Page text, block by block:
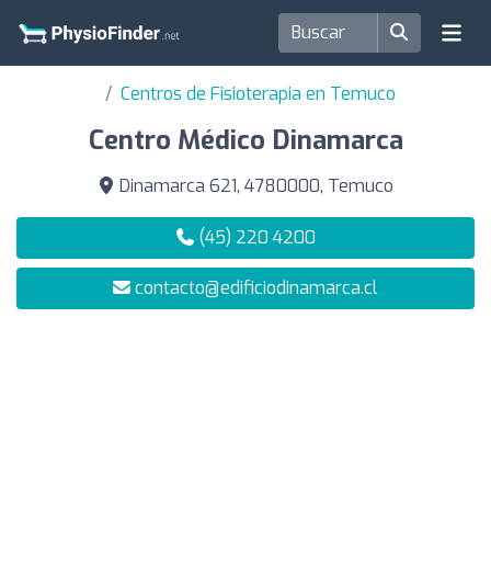
Centros de Fisioterapia en Temuco
Centro Médico Dinamarca
Dinamarca 621, 4780000, Temuco
(45) 220 4200
contacto@edificiodinamarca.cl